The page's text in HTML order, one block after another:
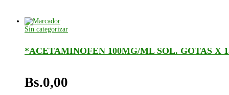
Sin categorizar
*ACETAMINOFEN 100MG/ML SOL. GOTAS X
Bs.0,00